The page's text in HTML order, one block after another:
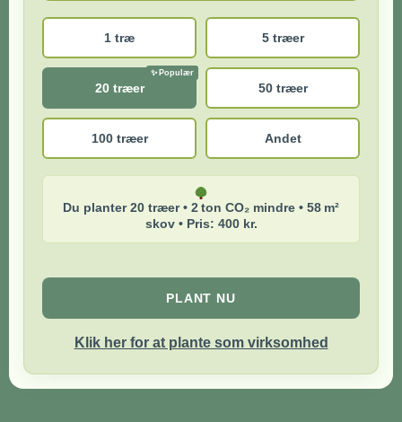
1 træ 5 træer
20 træer 50 træer
100 træer Andet
Du planter 20 træer • 2 ton CO₂ mindre • 58 m²
skov • Pris: 400 kr.
PLANT NU
Klik her for at plante som virksomhed